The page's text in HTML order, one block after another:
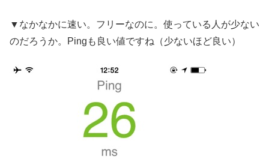
▼なかなかに速い。フリーなのに。使っている人が少ない
のだろうか。Pingも良い値ですね（少ないほど良い）